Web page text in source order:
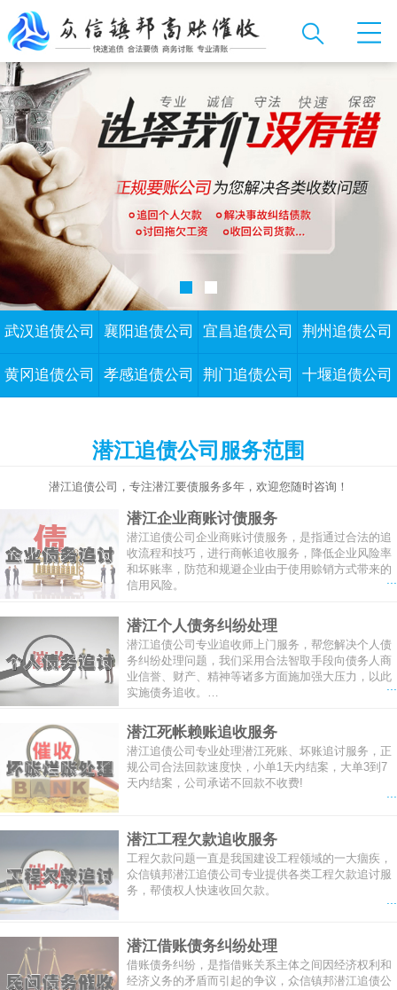
武汉追债公司 襄阳追债公司 宜昌追债公司 荆州追债公司
黄冈追债公司 孝感追债公司 荆门追债公司 十堰追债公司
潜江追债公司服务范围
潜江追债公司，专注潜江要债服务多年，欢迎您随时咨询！
潜江企业商账讨债服务
潜江追债公司企业商账讨债服务，是指通过合法的追
收流程和技巧，进行商帐追收服务，降低企业风险率
和坏账率，防范和规避企业由于使用赊销方式带来的
信用风险。
...
潜江个人债务纠纷处理
潜江追债公司专业追收师上门服务，帮您解决个人债
务纠纷处理问题，我们采用合法智取手段向债务人商
业信誉、财产、精神等诸多方面施加强大压力，以此
实施债务追收。…
...
潜江死帐赖账追收服务
潜江追债公司专业处理潜江死账、坏账追讨服务，正
规公司合法回款速度快，小单1天内结案，大单3到7
天内结案，公司承诺不回款不收费!
潜江工程欠款追收服务
工程欠款问题一直是我国建设工程领域的一大痼疾，
众信镇邦潜江追债公司专业提供各类工程欠款追讨服
务，帮债权人快速收回欠款。
潜江借账债务纠纷处理
借账债务纠纷，是指借账关系主体之间因经济权利和
经济义务的矛盾而引起的争议，众信镇邦潜江追债公